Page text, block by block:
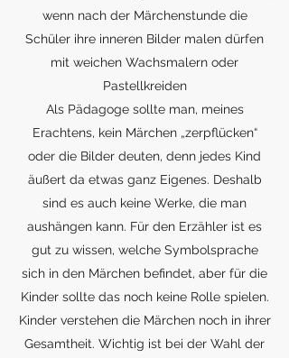
wenn nach der Märchenstunde die
Schüler ihre inneren Bilder malen dürfen
mit weichen Wachsmalern oder
Pastellkreiden
Als Pädagoge sollte man, meines
Erachtens, kein Märchen „zerpflücken“
oder die Bilder deuten, denn jedes Kind
äußert da etwas ganz Eigenes. Deshalb
sind es auch keine Werke, die man
aushängen kann. Für den Erzähler ist es
gut zu wissen, welche Symbolsprache
sich in den Märchen befindet, aber für die
Kinder sollte das noch keine Rolle spielen.
Kinder verstehen die Märchen noch in ihrer
Gesamtheit. Wichtig ist bei der Wahl der